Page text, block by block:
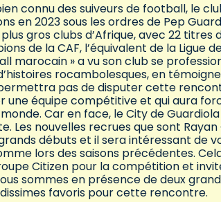
connu des suiveurs de football, le
en 2023 sous les ordres de Pep
gros clubs d’Afrique, avec 22
de la CAF, l’équivalent de la Ligue
marocain » a vu son club se
rocambolesques, en
pas de disputer cette
une équipe compétitive et qui aura
Car en face, le City de
Les nouvelles recrues que sont
débuts et il sera intéressant de
lors des saisons précédentes.
Citizen pour la compétition et
sommes en présence de deux
favoris pour cette rencontre.